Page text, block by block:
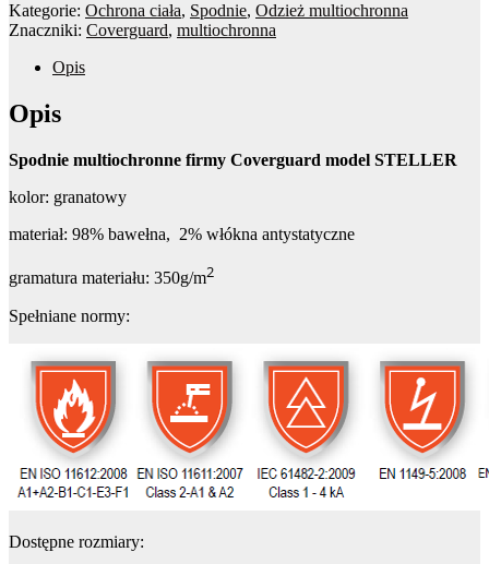
Kategorie: Ochrona ciała, Spodnie, Odzież multiochronna
Znaczniki: Coverguard, multiochronna
Opis
Opis
Spodnie multiochronne firmy Coverguard model STELLER
kolor: granatowy
materiał: 98% bawełna, 2% włókna antystatyczne
gramatura materiału: 350g/m2
Spełniane normy:
Dostępne rozmiary: